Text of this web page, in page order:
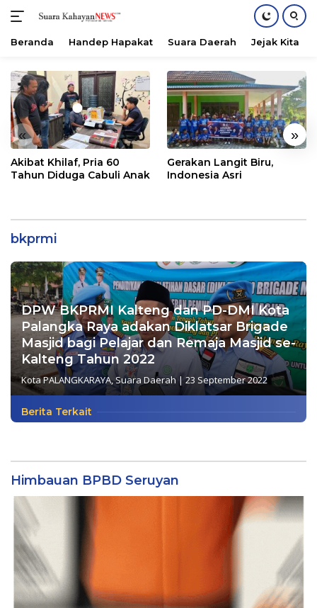
konten
Beranda Handep Hapakat Suara Daerah Jejak Kita
« »
Akibat Khilaf, Pria 60
Tahun Diduga Cabuli Anak
Gerakan Langit Biru,
Indonesia Asri
bkprmi
DPW BKPRMI Kalteng dan PD-DMI Kota
Palangka Raya adakan Diklatsar Brigade
Masjid bagi Pelajar dan Remaja Masjid se-
Kalteng Tahun 2022
Kota PALANGKARAYA,Suara Daerah|23 September 2022
Berita Terkait
Himbauan BPBD Seruyan